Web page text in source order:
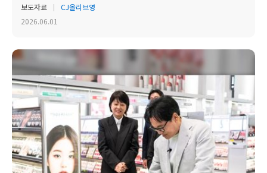
보도자료
CJ올리브영
2026.06.01